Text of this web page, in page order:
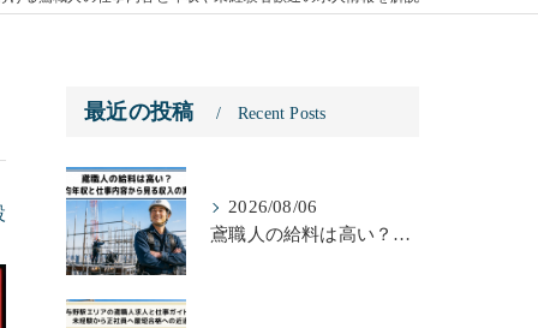
最近の投稿 Recent Posts
2026/08/06
鳶職人の給料は高い？平均年収と仕事内容から見る収入の実態